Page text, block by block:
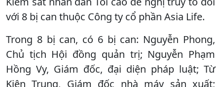
với 8 bị can thuộc Công ty cổ phần Asia Life.
Trong 8 bị can, có 6 bị can: Nguyễn Phong,
Chủ tịch Hội đồng quản trị; Nguyễn Phạm
Hồng Vy, Giám đốc, đại diện pháp luật; Từ
Kiên Trung, Giám đốc nhà máy sản xuất;